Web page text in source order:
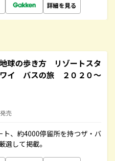
詳細を見る
球の歩き方 リゾートスタ
イ バスの旅 ２０２０～
売
、約4000停留所を持つザ・バ
して掲載。